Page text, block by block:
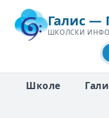
Галис —
ШКОЛСКИ
Школе